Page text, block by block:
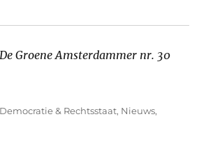
Groene Amsterdammer nr. 30
Categorieën
Democratie & Rechtsstaat, Nieuws,